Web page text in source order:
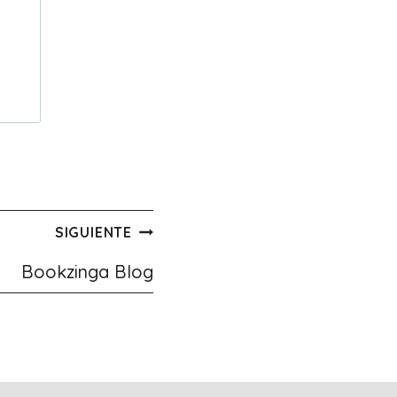
SIGUIENTE
Bookzinga Blog